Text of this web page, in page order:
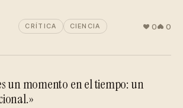
CRÍTICA CIENCIA 0 0
un momento en el tiempo: un